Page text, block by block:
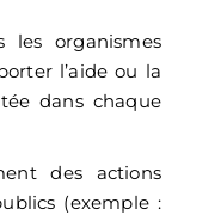
organismes
l’aide ou la
dans chaque
des actions
(exemple :